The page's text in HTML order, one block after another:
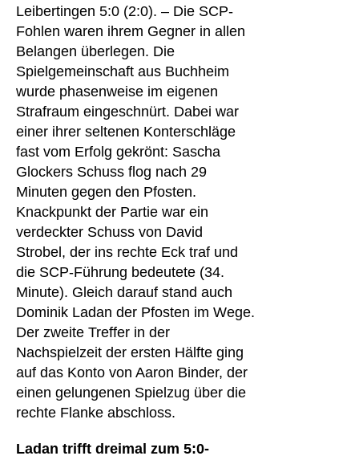
Leibertingen 5:0 (2:0). – Die SCP-
Fohlen waren ihrem Gegner in allen
Belangen überlegen. Die
Spielgemeinschaft aus Buchheim
wurde phasenweise im eigenen
Strafraum eingeschnürt. Dabei war
einer ihrer seltenen Konterschläge
fast vom Erfolg gekrönt: Sascha
Glockers Schuss flog nach 29
Minuten gegen den Pfosten.
Knackpunkt der Partie war ein
verdeckter Schuss von David
Strobel, der ins rechte Eck traf und
die SCP-Führung bedeutete (34.
Minute). Gleich darauf stand auch
Dominik Ladan der Pfosten im Wege.
Der zweite Treffer in der
Nachspielzeit der ersten Hälfte ging
auf das Konto von Aaron Binder, der
einen gelungenen Spielzug über die
rechte Flanke abschloss.
Ladan trifft dreimal zum 5:0-